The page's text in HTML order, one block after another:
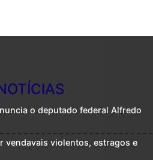
o deputado federal Alfredo
vendavais violentos, estragos e